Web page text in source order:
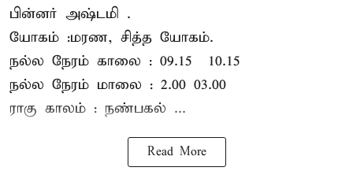
பின்னர் அஷ்டமி .
யோகம் :மரண, சித்த யோகம்.
நல்ல நேரம் காலை : 09.15 – 10.15
நல்ல நேரம் மாலை : 2.00– 03.00
ராகு காலம் : நண்பகல் ...
Read More